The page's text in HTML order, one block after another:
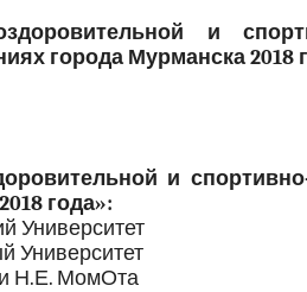
и
города Мурманска 2018
и
года»:
Университет
Университет
Н.Е. МомОта